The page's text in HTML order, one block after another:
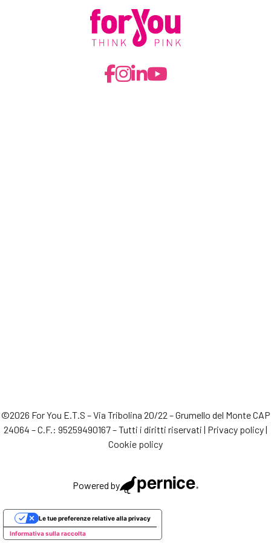
©2026 For You E.T.S – Via Tribolina 20/22 – Grumello del Monte CAP
24064 – C.F.: 95259490167 – Tutti i diritti riservati | Privacy policy|
Cookie policy
Powered by
Informativa sulla raccolta
Le tue preferenze relative alla privacy